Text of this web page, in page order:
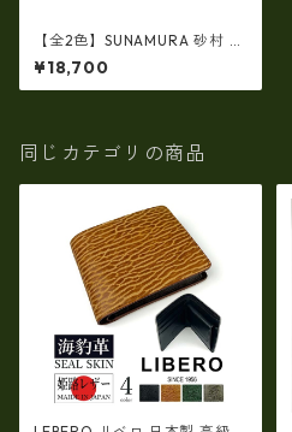
【全2色】SUNAMURA 砂村 日
本製 高級 シャークレザー 二つ
折り財布 ショートウオレット
鮫革（ly1301）
¥18,700
同じカテゴリの商品